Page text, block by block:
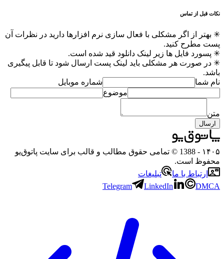
نکات قبل از تماس
✳ بهتر از اگر مشکلی با فعال سازی نرم افزارها دارید در نظرات آن
پست مطرح کنید.
✳ پسورد فایل ها زیر لینک دانلود قید شده است.
✳ در صورت هر مشکلی باید لینک پست ارسال شود تا قابل پیگیری
باشد.
نام شما
شماره موبایل
موضوع
متن
ارسال
۱۴۰۵
- 1388 © تمامی حقوق مطالب و قالب برای سایت پاتوق‌یو
محفوظ است.
ارتباط با ما
تبلیغات
Telegram
LinkedIn DMCA